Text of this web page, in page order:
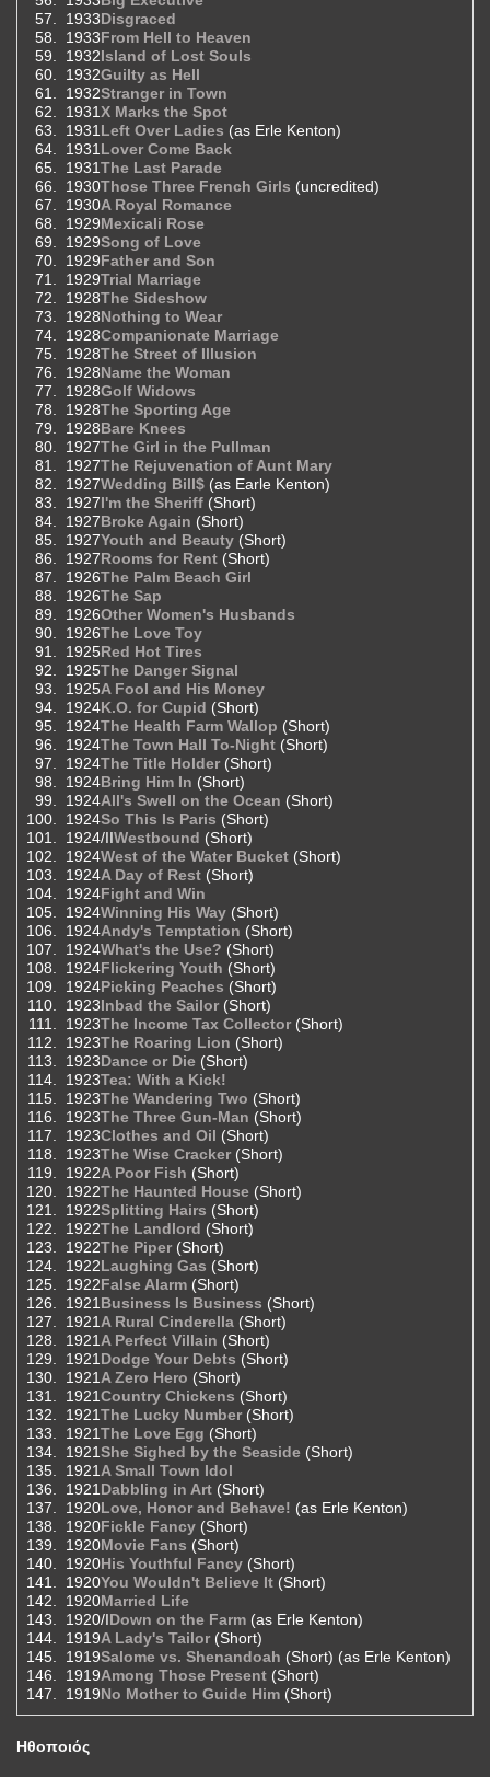
1933Disgraced
1933From Hell to Heaven
1932Island of Lost Souls
1932Guilty as Hell
1932Stranger in Town
1931X Marks the Spot
1931 Left Over Ladies (as Erle Kenton)
1931 Lover Come Back
1931The Last Parade
1930Those Three French Girls (uncredited)
1930A Royal Romance
1929Mexicali Rose
1929Song of Love
1929Father and Son
1929Trial Marriage
1928The Sideshow
1928Nothing to Wear
1928Companionate Marriage
1928The Street of Illusion
1928Name the Woman
1928Golf Widows
1928The Sporting Age
1928Bare Knees
1927The Girl in the Pullman
1927The Rejuvenation of Aunt Mary
1927Wedding Bill$ (as Earle Kenton)
1927I'm the Sheriff (Short)
1927Broke Again (Short)
1927Youth and Beauty (Short)
1927Rooms for Rent (Short)
1926The Palm Beach Girl
1926The Sap
1926Other Women's Husbands
1926The Love Toy
1925Red Hot Tires
1925The Danger Signal
1925A Fool and His Money
1924K.O. for Cupid (Short)
1924The Health Farm Wallop (Short)
1924The Town Hall To-Night (Short)
1924The Title Holder (Short)
1924Bring Him In (Short)
1924All's Swell on the Ocean (Short)
1924So This Is Paris (Short)
1924/IIWestbound (Short)
1924West of the Water Bucket (Short)
1924A Day of Rest (Short)
1924Fight and Win
1924Winning His Way (Short)
1924Andy's Temptation (Short)
1924What's the Use? (Short)
1924Flickering Youth (Short)
1924Picking Peaches (Short)
1923Inbad the Sailor (Short)
1923The Income Tax Collector (Short)
1923The Roaring Lion (Short)
1923Dance or Die (Short)
1923Tea: With a Kick!
1923The Wandering Two (Short)
1923The Three Gun-Man (Short)
1923Clothes and Oil (Short)
1923The Wise Cracker (Short)
1922A Poor Fish (Short)
1922The Haunted House (Short)
1922Splitting Hairs (Short)
1922The Landlord (Short)
1922The Piper (Short)
1922Laughing Gas (Short)
1922False Alarm (Short)
1921 Business Is Business (Short)
1921 A Rural Cinderella (Short)
1921 A Perfect Villain (Short)
1921 Dodge Your Debts (Short)
1921 A Zero Hero (Short)
1921Country Chickens (Short)
1921The Lucky Number (Short)
1921The Love Egg (Short)
1921She Sighed by the Seaside (Short)
1921 A Small Town Idol
1921 Dabbling in Art (Short)
1920Love, Honor and Behave! (as Erle Kenton)
1920Fickle Fancy (Short)
1920Movie Fans (Short)
1920His Youthful Fancy (Short)
1920You Wouldn't Believe It (Short)
1920Married Life
1920/IDown on the Farm (as Erle Kenton)
1919A Lady's Tailor (Short)
1919Salome vs. Shenandoah (Short) (as Erle Kenton)
1919Among Those Present (Short)
1919No Mother to Guide Him (Short)
Ηθοποιός